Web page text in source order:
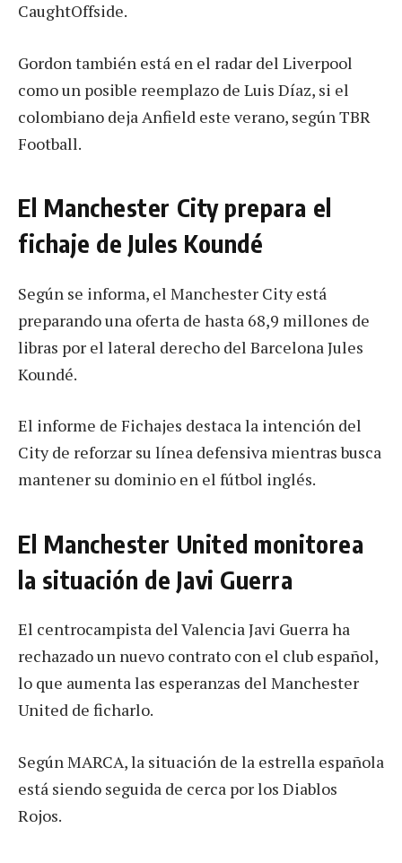
CaughtOffside.
Gordon también está en el radar del Liverpool
como un posible reemplazo de Luis Díaz, si el
colombiano deja Anfield este verano, según TBR
Football.
El Manchester City prepara el
fichaje de Jules Koundé
Según se informa, el Manchester City está
preparando una oferta de hasta 68,9 millones de
libras por el lateral derecho del Barcelona Jules
Koundé.
El informe de Fichajes destaca la intención del
City de reforzar su línea defensiva mientras busca
mantener su dominio en el fútbol inglés.
El Manchester United monitorea
la situación de Javi Guerra
El centrocampista del Valencia Javi Guerra ha
rechazado un nuevo contrato con el club español,
lo que aumenta las esperanzas del Manchester
United de ficharlo.
Según MARCA, la situación de la estrella española
está siendo seguida de cerca por los Diablos
Rojos.